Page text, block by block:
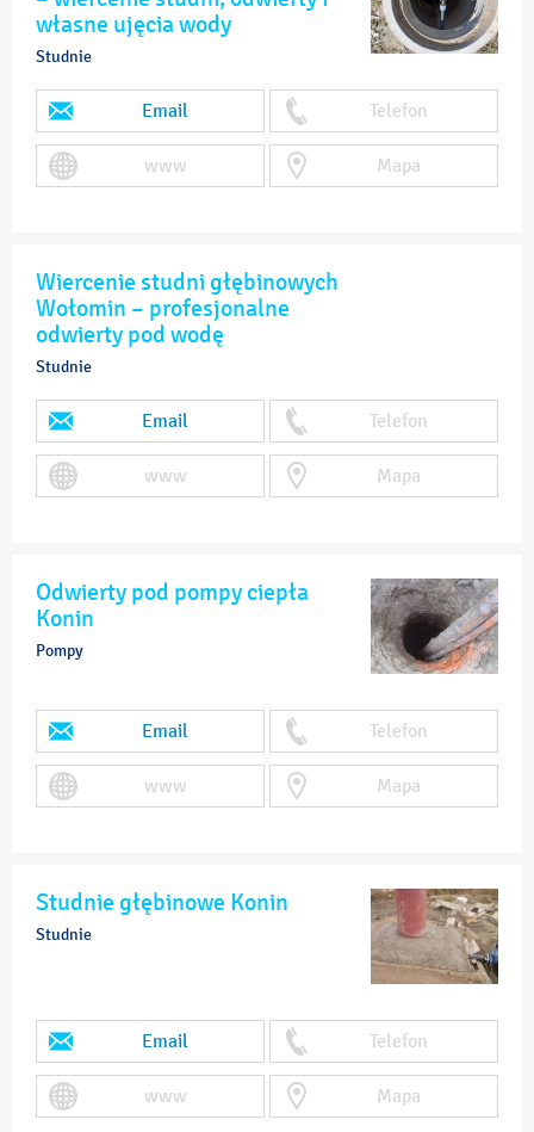
własne ujęcia wody
Studnie
Email Telefon
www Mapa
Wiercenie studni głębinowych
Wołomin – profesjonalne
odwierty pod wodę
Studnie
Email Telefon
www Mapa
Odwierty pod pompy ciepła
Konin
Pompy
Email Telefon
www Mapa
Studnie głębinowe Konin
Studnie
Email Telefon
www Mapa